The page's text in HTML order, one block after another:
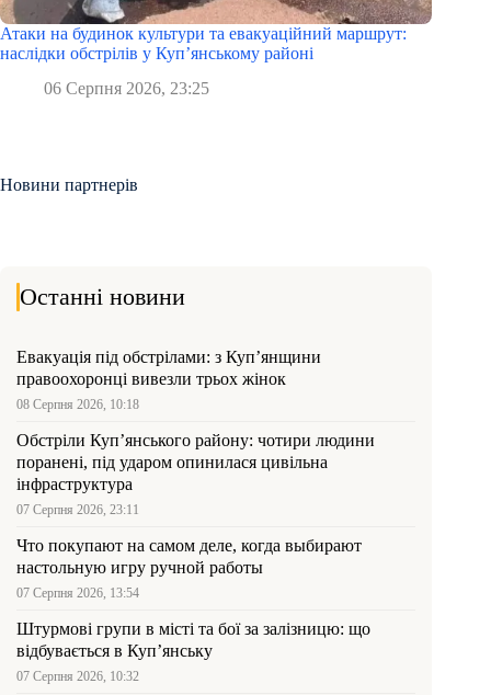
Атаки на будинок культури та евакуаційний маршрут:
наслідки обстрілів у Куп’янському районі
06 Серпня 2026, 23:25
Новини партнерів
Останні новини
Евакуація під обстрілами: з Куп’янщини
правоохоронці вивезли трьох жінок
08 Серпня 2026, 10:18
Обстріли Куп’янського району: чотири людини
поранені, під ударом опинилася цивільна
інфраструктура
07 Серпня 2026, 23:11
Что покупают на самом деле, когда выбирают
настольную игру ручной работы
07 Серпня 2026, 13:54
Штурмові групи в місті та бої за залізницю: що
відбувається в Куп’янську
07 Серпня 2026, 10:32